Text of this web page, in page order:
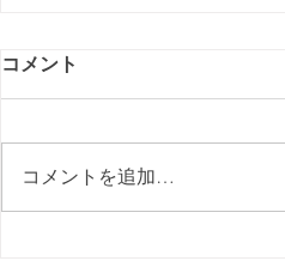
コメント
コメントを追加…